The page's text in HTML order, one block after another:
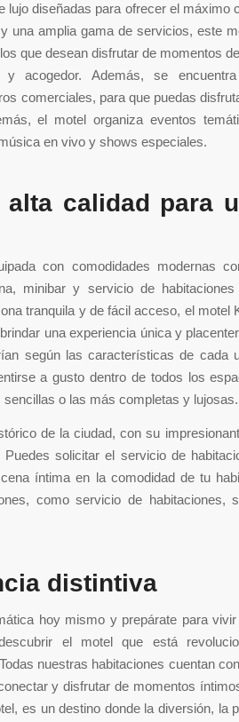
lujo diseñadas para ofrecer el máximo
una amplia gama de servicios, este
que desean disfrutar de momentos
y acogedor. Además, se
comerciales, para que puedas
el motel organiza eventos
en vivo y shows especiales.
calidad para
con comodidades modernas
minibar y servicio de
tranquila y de fácil acceso, el motel
una experiencia única y
según las características de cada
a gusto dentro de todos los
o las más completas y lujosas.
de la ciudad, con su
solicitar el servicio de
íntima en la comodidad de tu
como servicio de habitaciones,
distintiva
hoy mismo y prepárate para
el motel que está
nuestras habitaciones cuentan
y disfrutar de momentos
es un destino donde la diversión, la